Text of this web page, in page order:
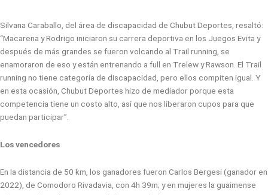
Silvana Caraballo, del área de discapacidad de Chubut Deportes, resaltó:
“Macarena y Rodrigo iniciaron su carrera deportiva en los Juegos Evita y
después de más grandes se fueron volcando al Trail running, se
enamoraron de eso y están entrenando a full en Trelew y Rawson. El Trail
running no tiene categoría de discapacidad, pero ellos compiten igual. Y
en esta ocasión, Chubut Deportes hizo de mediador porque esta
competencia tiene un costo alto, así que nos liberaron cupos para que
puedan participar”.
Los vencedores
En la distancia de 50 km, los ganadores fueron Carlos Bergesi (ganador en
2022), de Comodoro Rivadavia, con 4h 39m; y en mujeres la guaimense